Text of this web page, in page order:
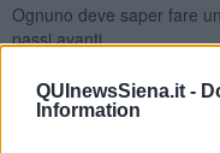
QUInewsSiena.it -
Information
Ognuno deve saper fare
passi avanti.
essere il centro della
nessuno che si